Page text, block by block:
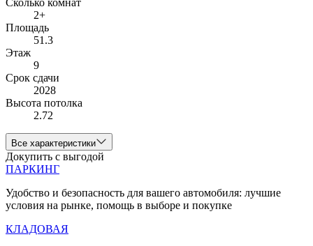
Сколько комнат
2+
Площадь
51.3
Этаж
9
Срок сдачи
2028
Высота потолка
2.72
Все характеристики
Докупить с выгодой
ПАРКИНГ
Удобство и безопасность для вашего автомобиля: лучшие
условия на рынке, помощь в выборе и покупке
КЛАДОВАЯ